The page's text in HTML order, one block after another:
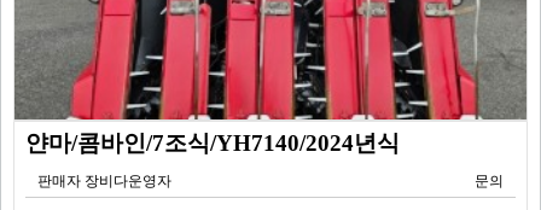
얀마/콤바인/7조식/YH7140/2024년식
판매자 장비다운영자 문의